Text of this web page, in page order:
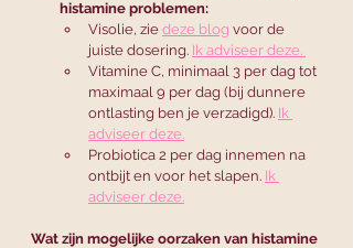
histamine problemen:
Visolie, zie deze blog voor de
juiste dosering. Ik adviseer deze.
Vitamine C, minimaal 3 per dag tot
maximaal 9 per dag (bij dunnere
ontlasting ben je verzadigd). Ik
adviseer deze.
Probiotica 2 per dag innemen na
ontbijt en voor het slapen. Ik
adviseer deze.
Wat zijn mogelijke oorzaken van histamine